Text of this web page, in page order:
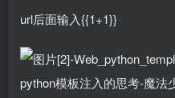
url后面输入{{1+1}}